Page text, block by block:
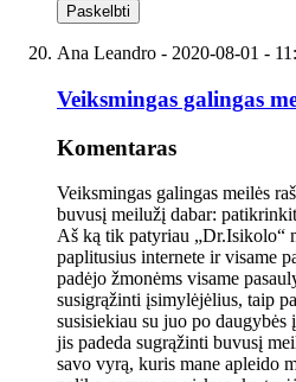
Ana Leandro - 2020-08-01 -
Veiksmingas galingas
Komentaras
Veiksmingas galingas meilės
buvusį meilužį dabar:
Aš ką tik patyriau „Dr.Isikolo“
paplitusius internete ir visame
padėjo žmonėms visame
susigrąžinti įsimylėjėlius, taip
susisiekiau su juo po
jis padeda sugrąžinti buvusį
savo vyrą, kuris mane apleido